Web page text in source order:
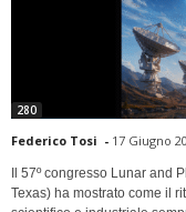
280
Federico Tosi - 17 Giugno
Il 57º congresso Lunar and
Texas) ha mostrato come il